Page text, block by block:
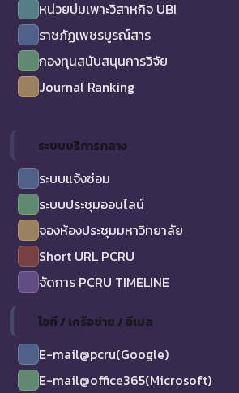
หน่วยบ่มเพาะวิสาหกิจ UBI
ราชภัฏเพชรบูรณ์สาร
กองทุนสนับสนุนการวิจัย
Journal Ranking
ระบบบริการกลาง
ระบบแจ้งซ่อม
ระบบประชุมออนไลน์
จองห้องประชุมมหาวิทยาลัย
Short URL PCRU
จัดการ PCRU TIMELINE
ไอที / เครือข่าย / อีเมล
E-mail@pcru(Google)
E-mail@office365(Microsoft)